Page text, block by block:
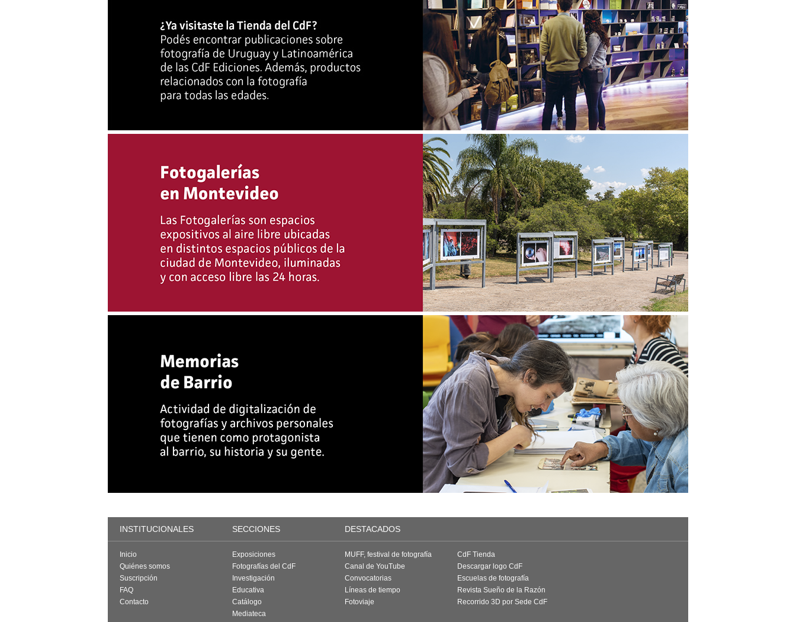
INSTITUCIONALES SECCIONES DESTACADOS
Inicio
Quiénes somos
Suscripción
FAQ
Contacto
Exposiciones
Fotografías del CdF
Investigación
Educativa
Catálogo
Mediateca
MUFF, festival de fotografía
Canal de YouTube
Convocatorias
Líneas de tiempo
Fotoviaje
CdF Tienda
Descargar logo CdF
Escuelas de fotografía
Revista Sueño de la Razón
Recorrido 3D por Sede CdF